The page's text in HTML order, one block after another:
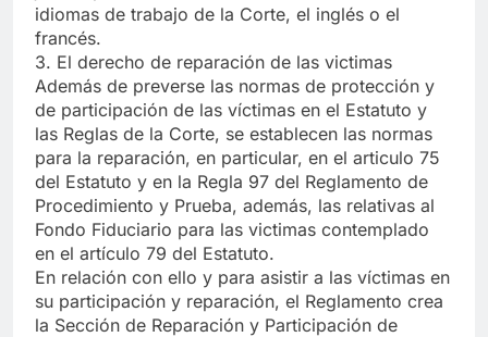
idiomas de trabajo de la Corte, el inglés o el
francés.
3. El derecho de reparación de las victimas
Además de preverse las normas de protección y
de participación de las víctimas en el Estatuto y
las Reglas de la Corte, se establecen las normas
para la reparación, en particular, en el articulo 75
del Estatuto y en la Regla 97 del Reglamento de
Procedimiento y Prueba, además, las relativas al
Fondo Fiduciario para las victimas contemplado
en el artículo 79 del Estatuto.
En relación con ello y para asistir a las víctimas en
su participación y reparación, el Reglamento crea
la Sección de Reparación y Participación de